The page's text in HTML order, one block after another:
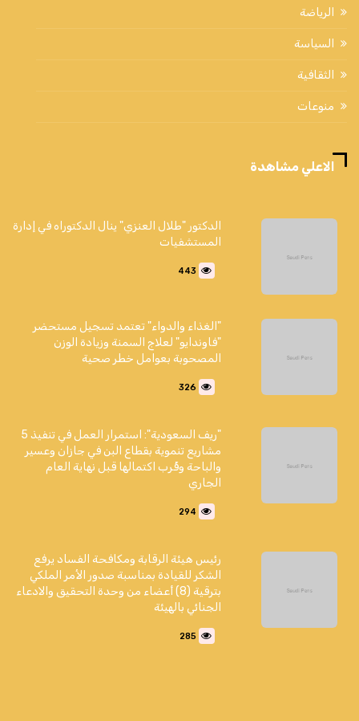
الرياضة
السياسة
الثقافية
منوعات
الاعلي مشاهدة
الدكتور "طلال العنزي" ينال الدكتوراه في إدارة
المستشفيات
443
"الغذاء والدواء" تعتمد تسجيل مستحضر
"فاوندايو" لعلاج السمنة وزيادة الوزن
المصحوبة بعوامل خطر صحية
326
"ريف السعودية": استمرار العمل في تنفيذ 5
مشاريع تنموية بقطاع البن في جازان وعسير
والباحة وقُرب اكتمالها قبل نهاية العام
الجاري
294
رئيس هيئة الرقابة ومكافحة الفساد يرفع
الشكر للقيادة بمناسبة صدور الأمر الملكي
بترقية (8) أعضاء من وحدة التحقيق والادعاء
الجنائي بالهيئة
285